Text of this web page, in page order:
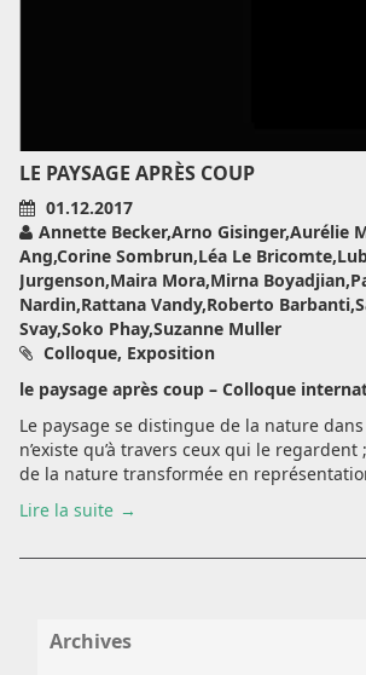
LE PAYSAGE APRÈS COUP
01.12.2017
Annette Becker,Arno Gisinger,Aurélie
Ang,Corine Sombrun,Léa Le
Jurgenson,Maira Mora,Mirna
Nardin,Rattana Vandy,Roberto
Svay,Soko Phay,Suzanne Muller
Colloque, Exposition
le paysage après coup – Colloque
Le paysage se distingue de la nature
n’existe qu’à travers ceux qui le
de la nature transformée en
Lire la suite
Archives